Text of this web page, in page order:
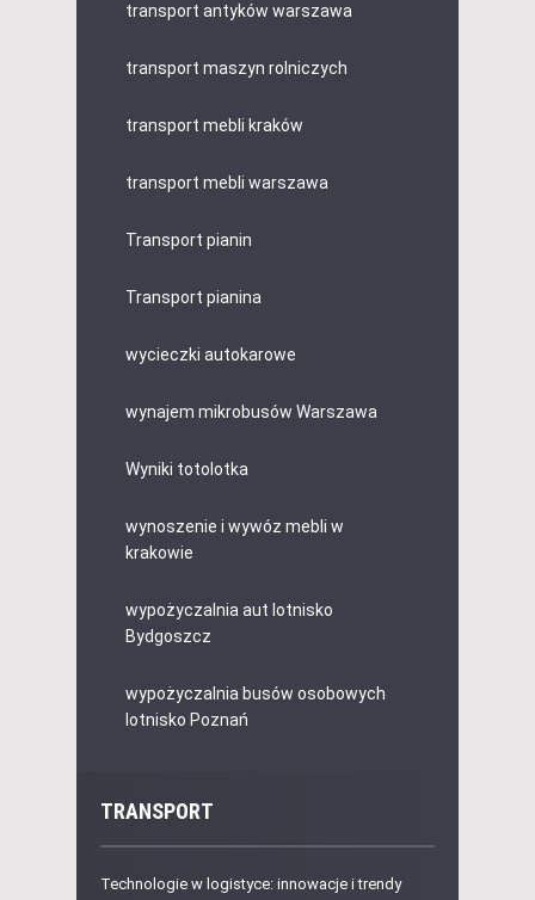
transport antyków warszawa
transport maszyn rolniczych
transport mebli kraków
transport mebli warszawa
Transport pianin
Transport pianina
wycieczki autokarowe
wynajem mikrobusów Warszawa
Wyniki totolotka
wynoszenie i wywóz mebli w
krakowie
wypożyczalnia aut lotnisko
Bydgoszcz
wypożyczalnia busów osobowych
lotnisko Poznań
TRANSPORT
Technologie w logistyce: innowacje i trendy